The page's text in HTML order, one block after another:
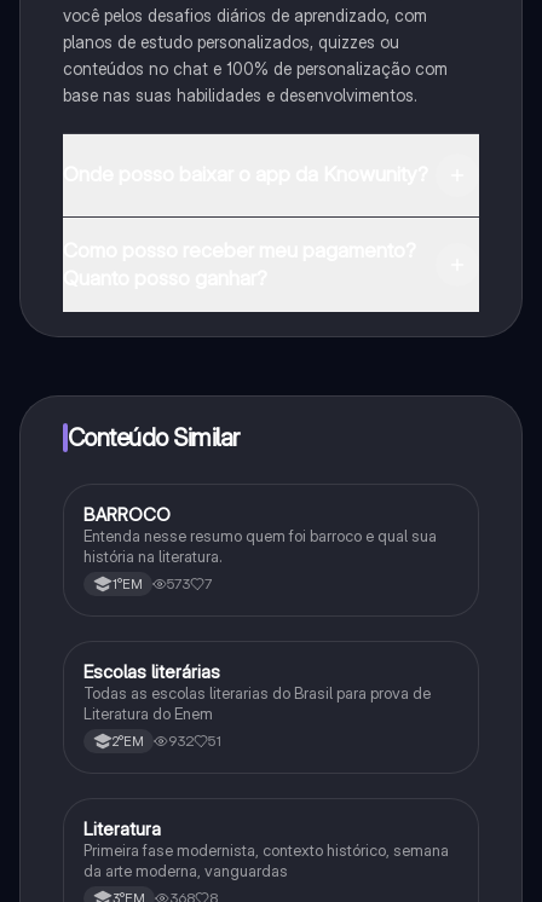
você pelos desafios diários de aprendizado, com
planos de estudo personalizados, quizzes ou
conteúdos no chat e 100% de personalização com
base nas suas habilidades e desenvolvimentos.
Conteúdo Similar
Português
BARROCO
Entenda nesse resumo quem foi barroco e qual sua
história na literatura.
1°EM 573 7
Português
Escolas literárias
Todas as escolas literarias do Brasil para prova de
Literatura do Enem
2°EM 932 51
Português
Literatura
Primeira fase modernista, contexto histórico, semana
da arte moderna, vanguardas
3°EM 368 8